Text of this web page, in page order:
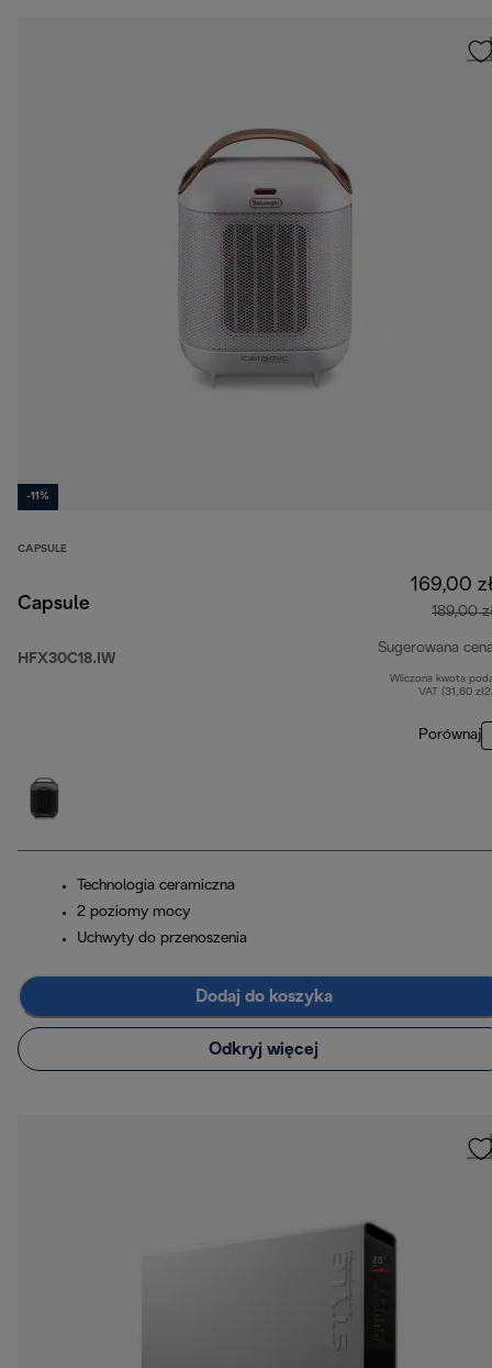
-11%
CAPSULE
Capsule
HFX30C18.IW
169,00
189,00
Sugerowana
Wliczona kwota
VAT (31,60
Porównaj
Technologia ceramiczna
2 poziomy mocy
Uchwyty do przenoszenia
Dodaj do koszyka
Odkryj więcej